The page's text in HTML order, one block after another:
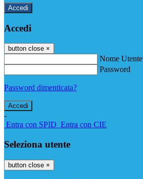
Accedi
Accedi
button close ×
Nome Utente
Password
Password dimenticata?
-
Entra con SPID Entra con CIE
Seleziona utente
button close ×